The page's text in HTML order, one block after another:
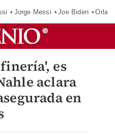
Jorge Messi Joe Biden
es
aclara
en